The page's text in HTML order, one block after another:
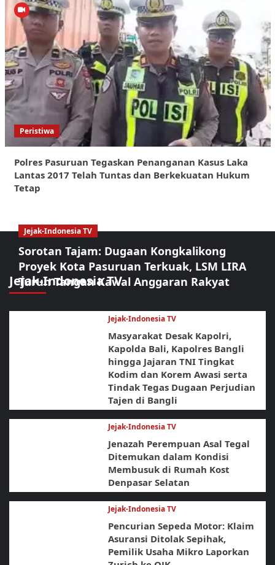
Peristiwa
Polres Pasuruan Tegaskan Penanganan Kasus Laka
Lantas 2017 Telah Tuntas dan Berkekuatan Hukum
Tetap
Jejak-Indonesia TV
Jejak-Indonesia TV
Sorotan Tajam: Dugaan Kongkalikong
Proyek Kota Pasuruan Terkuak, LSM LIRA
Turun Tangan Kawal Anggaran Rakyat
Jejak-Indonesia TV
Masyarakat Desak Kapolri,
Kapolda Bali, Kapolres Bangli
hingga Jajaran TNI Tingkat
Kodim dan Korem Awasi serta
Tindak Tegas Dugaan Perjudian
Tajen di Bangli
Jejak-Indonesia TV
Jenazah Perempuan Asal Tegal
Ditemukan dalam Kondisi
Membusuk di Rumah Kost
Denpasar Selatan
Jejak-Indonesia TV
Pencurian Sepeda Motor: Klaim
Asuransi Ditolak Sepihak,
Pemilik Usaha Mikro Laporkan